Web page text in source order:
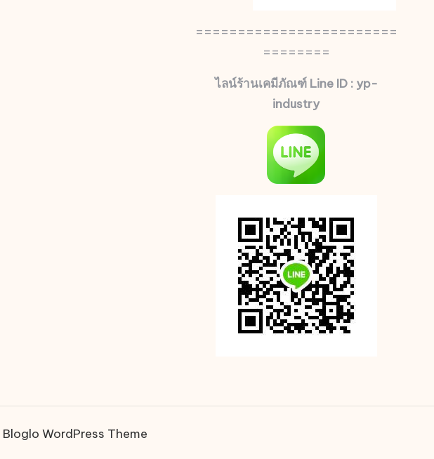
========================
========
ไลน์ร้านเคมีภัณฑ์ Line ID : yp-
industry
Bloglo WordPress Theme